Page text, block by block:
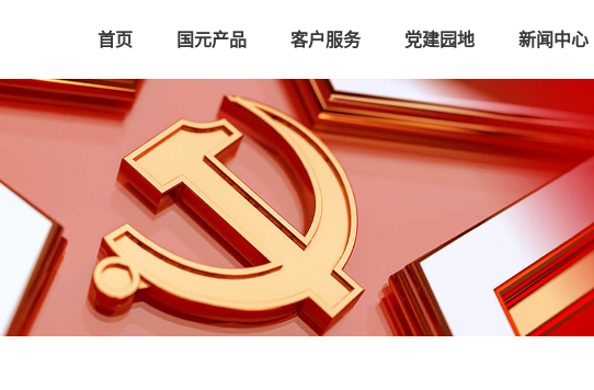
首页 国元产品 客户服务 党建园地 新闻中心